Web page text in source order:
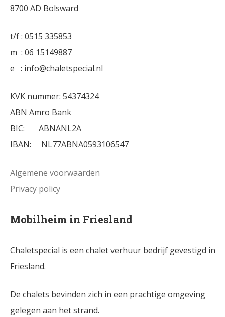
8700 AD Bolsward
t/f : 0515 335853
m : 06 15149887
e : info@chaletspecial.nl
KVK nummer: 54374324
ABN Amro Bank
BIC: ABNANL2A
IBAN: NL77ABNA0593106547
Algemene voorwaarden
Privacy policy
Mobilheim in Friesland
Chaletspecial is een chalet verhuur bedrijf gevestigd in
Friesland.
De chalets bevinden zich in een prachtige omgeving
gelegen aan het strand.